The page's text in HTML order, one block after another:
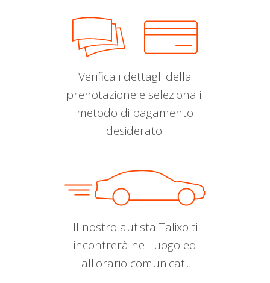
Verifica i dettagli della
prenotazione e seleziona il
metodo di pagamento
desiderato.
Il nostro autista Talixo ti
incontrerà nel luogo ed
all'orario comunicati.